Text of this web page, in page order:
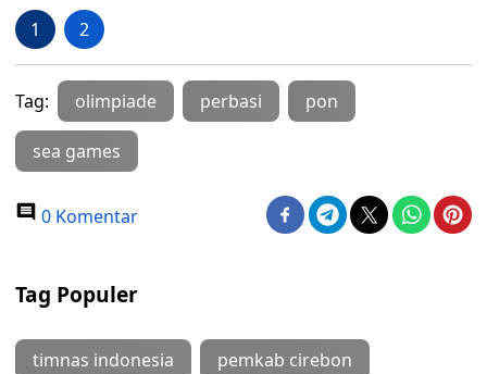
1 2
Tag: olimpiade perbasi pon
sea games
0 Komentar
Tag Populer
timnas indonesia pemkab cirebon